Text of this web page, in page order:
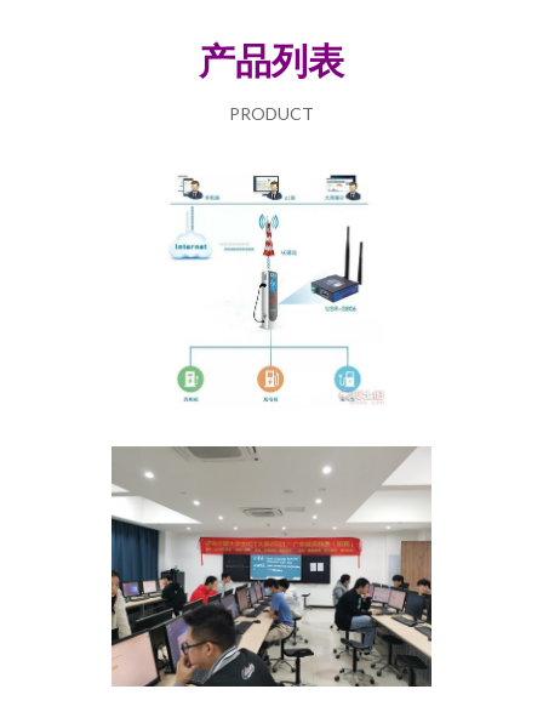
产品列表
PRODUCT